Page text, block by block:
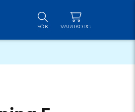
SÖK VARUKORG